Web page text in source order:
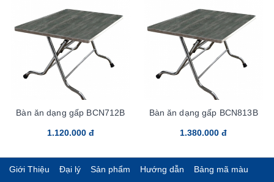
Bàn ăn dạng gấp BCN712B
1.120.000 đ
Bàn ăn dạng gấp BCN813B
1.380.000 đ
Giới Thiệu Đại lý Sản phẩm Hướng dẫn
Bảng mã màu